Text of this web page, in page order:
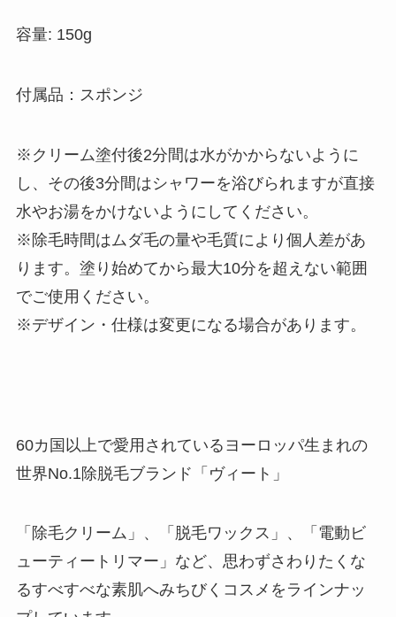
容量: 150g
付属品：スポンジ
※クリーム塗付後2分間は水がかからないように
し、その後3分間はシャワーを浴びられますが直接
水やお湯をかけないようにしてください。
※除毛時間はムダ毛の量や毛質により個人差があ
ります。塗り始めてから最大10分を超えない範囲
でご使用ください。
※デザイン・仕様は変更になる場合があります。
60カ国以上で愛用されているヨーロッパ生まれの
世界No.1除脱毛ブランド「ヴィート」
「除毛クリーム」、「脱毛ワックス」、「電動ビ
ューティートリマー」など、思わずさわりたくな
るすべすべな素肌へみちびくコスメをラインナッ